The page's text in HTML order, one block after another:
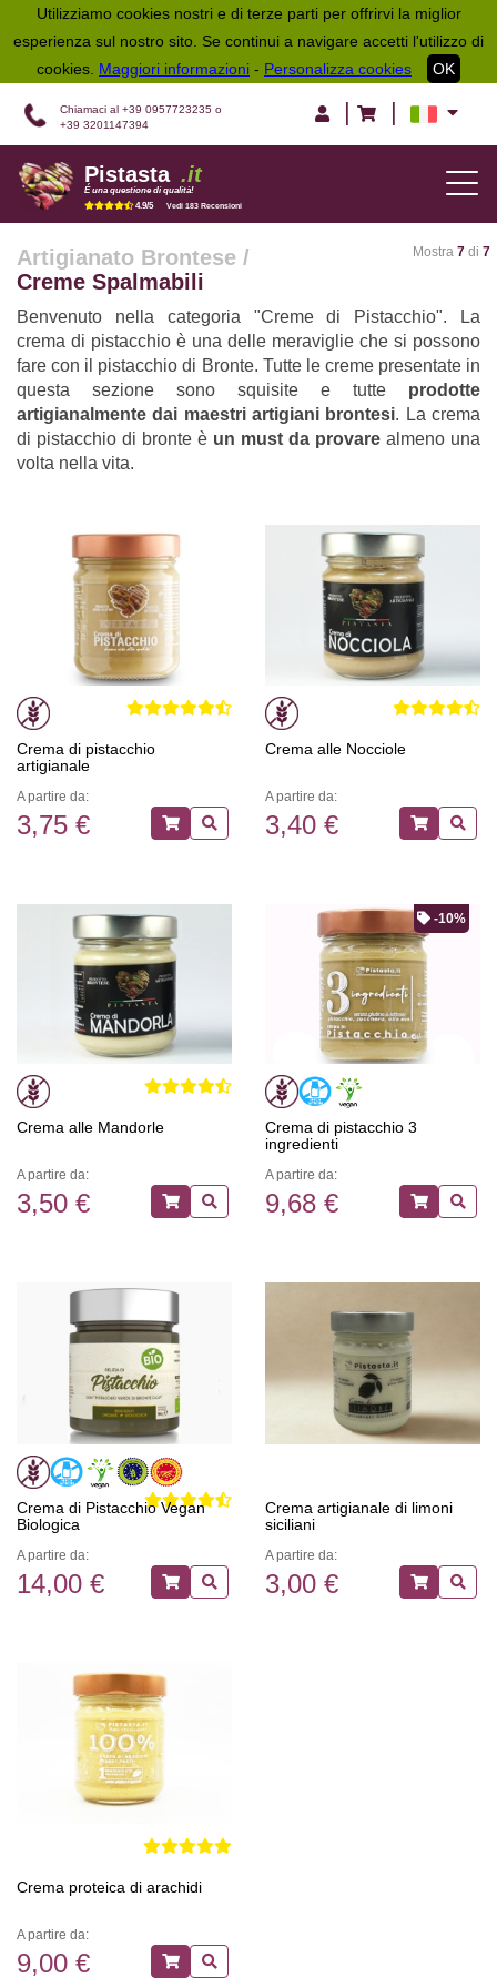
Utilizziamo cookies nostri e di terze parti per offrirvi la miglior
esperienza sul nostro sito. Se continui a navigare accetti l'utilizzo di
cookies. Maggiori informazioni - Personalizza cookies OK
Chiamaci al +39 0957723235 o
+39 3201147394
| |
Pistasta .it
É una questione di qualità!
4.9/5
Vedi 183 Recensioni
Artigianato Brontese /
Creme Spalmabili
Mostra 7 di 7
Benvenuto nella categoria "Creme di Pistacchio". La
crema di pistacchio è una delle meraviglie che si possono
fare con il pistacchio di Bronte. Tutte le creme presentate in
questa sezione sono squisite e tutte prodotte
artigianalmente dai maestri artigiani brontesi. La crema
di pistacchio di bronte è un must da provare almeno una
volta nella vita.
Crema di pistacchio
artigianale
A partire da:
3,75 €
Crema alle Nocciole
A partire da:
3,40 €
Crema alle Mandorle
A partire da:
3,50 €
-10%
Crema di pistacchio 3
ingredienti
A partire da:
9,68 €
Crema di Pistacchio Vegan
Biologica
A partire da:
14,00 €
Crema artigianale di limoni
siciliani
A partire da:
3,00 €
Crema proteica di arachidi
A partire da:
9,00 €